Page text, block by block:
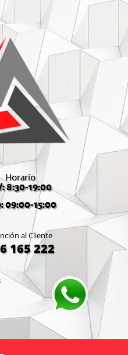
Horario
8:30-19:00
09:00-15:00
al Cliente
165 222